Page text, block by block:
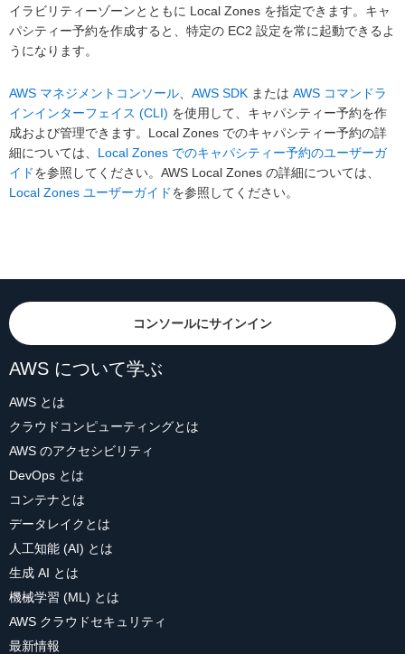
イラビリティーゾーンとともに Local Zones を指定できます。キャ
パシティー予約を作成すると、特定の EC2 設定を常に起動できるよ
うになります。
AWS マネジメントコンソール AWS SDK または AWS コマンドラ
インインターフェイス (CLI) を使用して、キャパシティー予約を作
成および管理できます。Local Zones でのキャパシティー予約の詳
細については、 Local Zones でのキャパシティー予約のユーザーガ
イドを参照してください。AWS Local Zones の詳細については、
Local Zones ユーザーガイドを参照してください。
コンソールにサインイン
AWS について学ぶ
AWS とは
クラウドコンピューティングとは
AWS のアクセシビリティ
DevOps とは
コンテナとは
データレイクとは
人工知能 (AI) とは
生成 AI とは
機械学習 (ML) とは
AWS クラウドセキュリティ
最新情報